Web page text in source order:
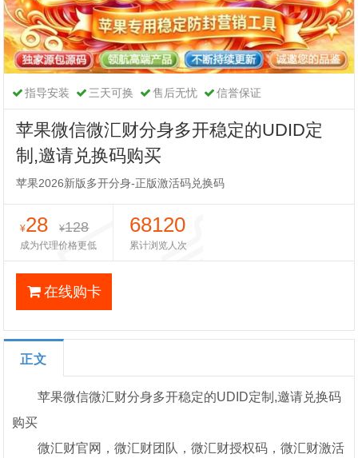
指导安装 三天可换 售后无忧 信誉保证
苹果微信微汇财分身多开稳定的UDID定
制,邀请兑换码购买
苹果2026新版多开分身-正版激活码兑换码
¥28 ¥128
成为代理价格更低
68120
累计浏览人次
在线购卡
正文
苹果微信微汇财分身多开稳定的UDID定制,邀请兑换码
购买
微汇财官网，微汇财团队，微汇财授权码，微汇财激活